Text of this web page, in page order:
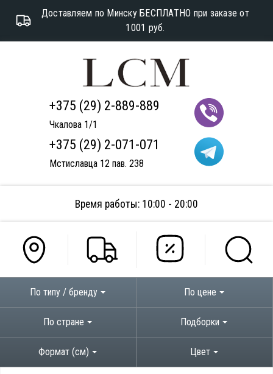
Доставляем по Минску БЕСПЛАТНО при заказе от
1001 руб.
+375 (29) 2-889-889
Чкалова 1/1
+375 (29) 2-071-071
Мстиславца 12 пав. 238
Время работы: 10:00 - 20:00
По типу / бренду По цене
По стране Подборки
Формат (см) Цвет